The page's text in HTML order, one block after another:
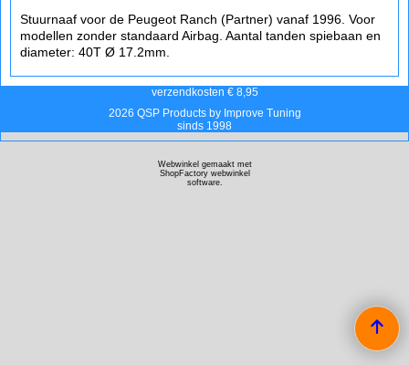
Stuurnaaf voor de Peugeot Ranch (Partner) vanaf 1996. Voor
modellen zonder standaard Airbag. Aantal tanden spiebaan en
diameter: 40T Ø 17.2mm.
verzendkosten € 8,95
2026 QSP Products by Improve Tuning
sinds 1998
Webwinkel gemaakt met
ShopFactory webwinkel
software.